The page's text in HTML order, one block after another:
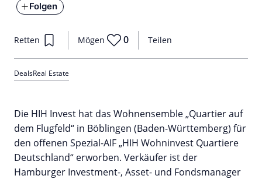
Folgen
Teilen
Retten Mögen 0
DealsReal Estate
Die HIH Invest hat das Wohnensemble „Quartier auf
dem Flugfeld“ in Böblingen (Baden-Württemberg) für
den offenen Spezial-AIF „HIH Wohninvest Quartiere
Deutschland“ erworben. Verkäufer ist der
Hamburger Investment-, Asset- und Fondsmanager